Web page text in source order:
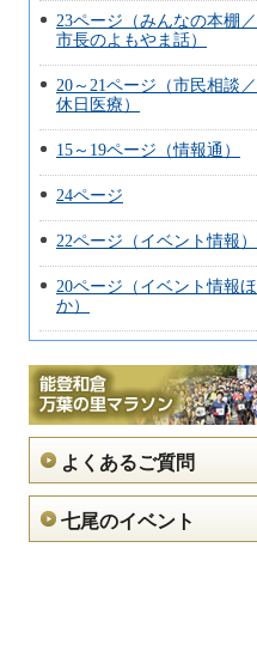
23ページ（みんなの本棚／
市長のよもやま話）
20～21ページ（市民相談／
休日医療）
15～19ページ（情報通）
24ページ
22ページ（イベント情報）
20ページ（イベント情報ほ
か）
よくあるご質問
七尾のイベント